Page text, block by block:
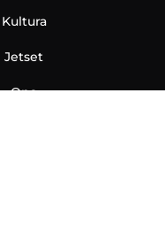
Kultura
Jetset
Ona